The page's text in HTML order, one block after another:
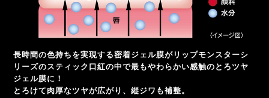
長時間の色持ちを実現する密着ジェル膜がリップモンスターシ
リーズのスティック口紅の中で最もやわらかい感触のとろツヤ
ジェル膜に！
とろけて肉厚なツヤが広がり、縦ジワも補整。